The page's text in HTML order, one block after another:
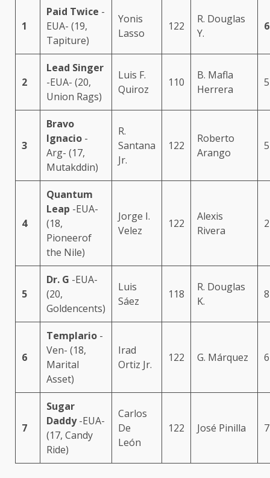
1
Paid Twice -
EUA- (19,
Tapiture)
Yonis
Lasso
122
R. Douglas
Y.
2
Lead Singer
-EUA- (20,
Union Rags)
Luis F.
Quiroz
110
B. Mafla
Herrera
3
Bravo
Ignacio -
Arg- (17,
Mutakddin)
R.
Santana
Jr.
122
Roberto
Arango
4
Quantum
Leap -EUA-
(18,
Pioneerof
the Nile)
Jorge I.
Velez
122
Alexis
Rivera
5
Dr. G -EUA-
(20,
Goldencents)
Luis
Sáez
118
R. Douglas
K.
6
Templario -
Ven- (18,
Marital
Asset)
Irad
Ortiz Jr.
122 G. Márquez
7
Sugar
Daddy-EUA-
(17, Candy
Ride)
Carlos
De
León
122 José Pinilla